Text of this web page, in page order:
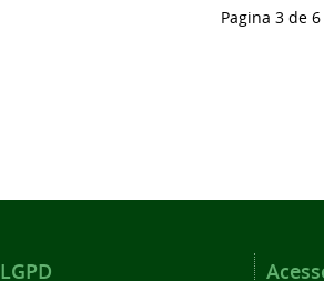
Pagina 3 de 6
LGPD